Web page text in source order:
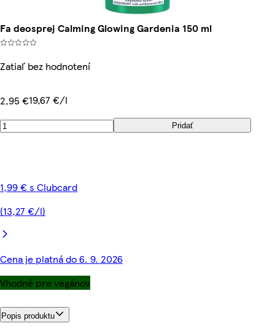
Fa deosprej Calming Glowing Gardenia 150 ml
Zatiaľ bez hodnotení
2,95 €19,67 €/l
Pridať
1,99 € s Clubcard
(13,27 €/l)
Cena je platná do 6. 9. 2026
Vhodné pre vegánov
Popis produktu